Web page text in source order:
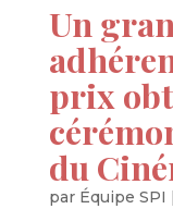
Un
prix
du
par Équipe SPI |